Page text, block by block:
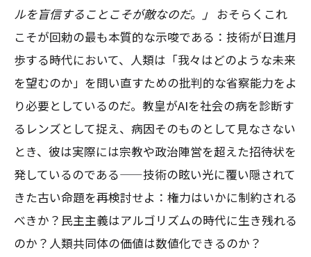
ルを盲信することこそが敵なのだ。」 おそらくこれ
こそが回勅の最も本質的な示唆である：技術が日進月
歩する時代において、人類は「我々はどのような未来
を望むのか」を問い直すための批判的な省察能力をよ
り必要としているのだ。教皇がAIを社会の病を診断す
るレンズとして捉え、病因そのものとして見なさない
とき、彼は実際には宗教や政治陣営を超えた招待状を
発しているのである——技術の眩い光に覆い隠されて
きた古い命題を再検討せよ：権力はいかに制約される
べきか？民主主義はアルゴリズムの時代に生き残れる
のか？人類共同体の価値は数値化できるのか？